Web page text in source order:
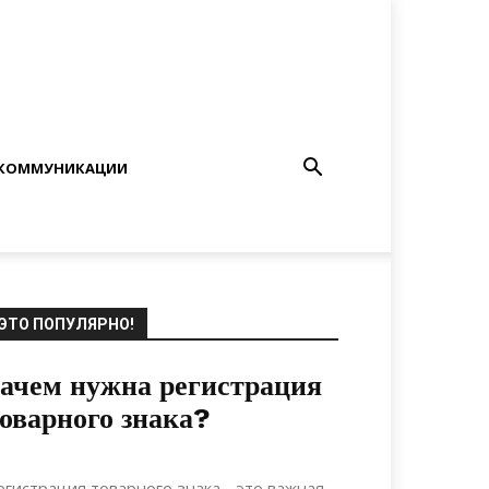
ПОПУЛЯРНО!
нужна регистрация
знака?
20.06.2022